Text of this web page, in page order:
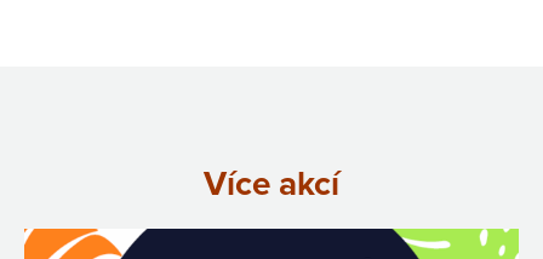
Více akcí